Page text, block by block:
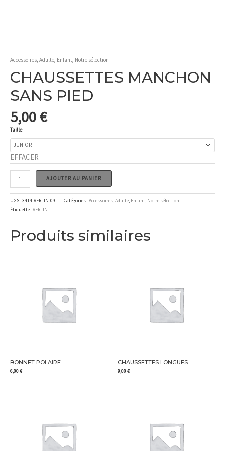
Accessoires, Adulte, Enfant, Notre sélection
CHAUSSETTES MANCHON
SANS PIED
5,00€
Taille
EFFACER
CHAUSSETTES
MANCHON
SANS
AJOUTER AU PANIER
UGS :3414-VERLIN-09 Catégories :Accessoires,Adulte, Enfant, Notre sélection
Étiquette :VERLIN
Produits similaires
BONNET POLAIRE
6,00€
CHAUSSETTES LONGUES
9,00€